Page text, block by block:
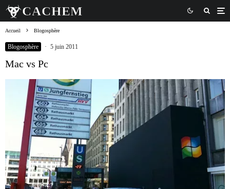
Accueil Blogosphère
Blogosphère · 5 juin 2011
Mac vs Pc